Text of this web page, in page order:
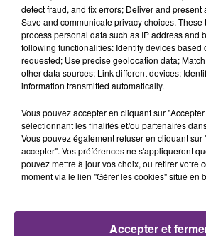
Cela fait déjà une semaine que
nucléaire ardennaise est à l'arrêt.
justifiée par la sécheresse
présente.
LE MAGASIN JOUÉCLUB DE
SES PORTES
C'était l'une des institutions du
fermer ses portes.
TITRES DIFFUSÉS
detect fraud, and fix errors; Deliver and
Save and communicate privacy choices.
process personal data such as IP address and
following functionalities: Identify devices based
requested; Use precise geolocation data;
other data sources; Link different devices;
information transmitted automatically.
Vous pouvez accepter en cliquant sur
sélectionnant les finalités et/ou partenaires
Vous pouvez également refuser en cliquant sur
accepter". Vos préférences ne s'appliqueront
pouvez mettre à jour vos choix, ou retirer votre
moment via le lien "Gérer les cookies" situé en
Accepter et